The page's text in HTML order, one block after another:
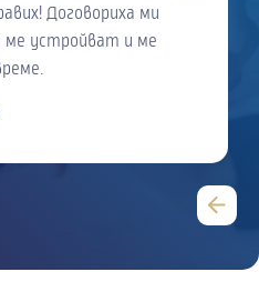
Договориха ми
ме устройват и ме